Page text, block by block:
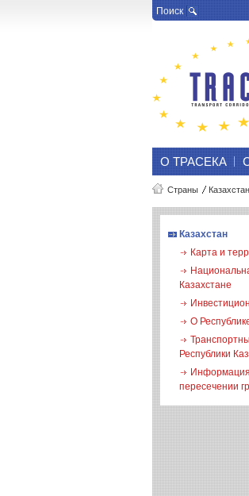
Поиск
О ТРАСЕКА
Страны Казахстан
Казахстан
Карта и
Казахстане
О
Республики
пересечении